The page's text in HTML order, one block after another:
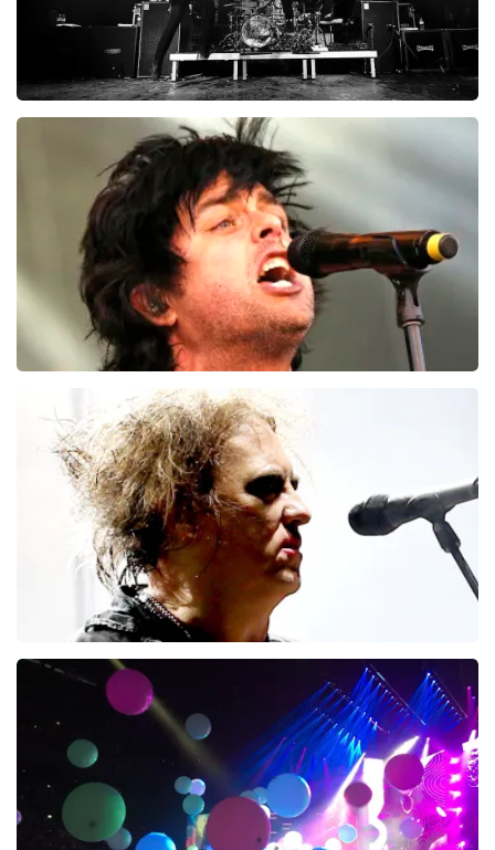
Bring Me The Horizon
reviews
BEKIJKEN
Green Day
93reviews
BEKIJKEN
The Cure
77 reviews
BEKIJKEN